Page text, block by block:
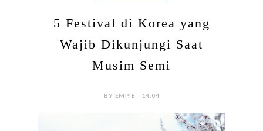
5 Festival di Korea yang
Wajib Dikunjungi Saat
Musim Semi
BY EMPIE - 14:04